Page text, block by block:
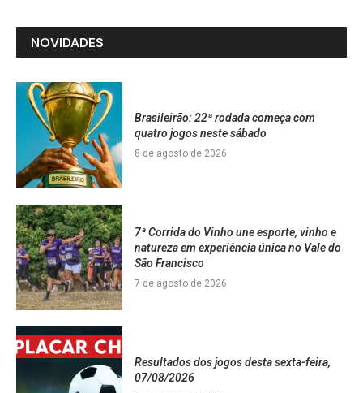
NOVIDADES
Brasileirão: 22ª rodada começa com
quatro jogos neste sábado
8 de agosto de 2026
7ª Corrida do Vinho une esporte, vinho e
natureza em experiência única no Vale do
São Francisco
7 de agosto de 2026
Resultados dos jogos desta sexta-feira,
07/08/2026